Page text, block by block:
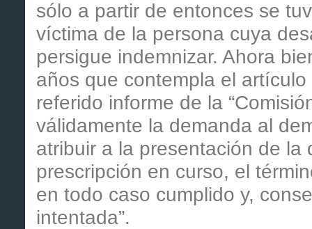
sólo a partir de entonces se
víctima de la persona cuya
persigue indemnizar. Ahora
años que contempla el
referido informe de la
válidamente la demanda al
atribuir a la presentación de
prescripción en curso, el
en todo caso cumplido y,
intentada”.